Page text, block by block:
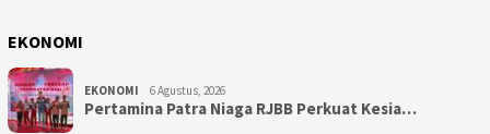
EKONOMI
EKONOMI 6 Agustus, 2026
Pertamina Patra Niaga RJBB Perkuat Kesia…